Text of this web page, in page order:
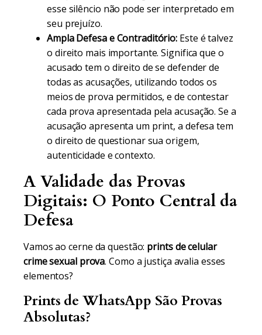
esse silêncio não pode ser interpretado em
seu prejuízo.
Ampla Defesa e Contraditório: Este é talvez
o direito mais importante. Significa que o
acusado tem o direito de se defender de
todas as acusações, utilizando todos os
meios de prova permitidos, e de contestar
cada prova apresentada pela acusação. Se a
acusação apresenta um print, a defesa tem
o direito de questionar sua origem,
autenticidade e contexto.
A Validade das Provas
Digitais: O Ponto Central da
Defesa
Vamos ao cerne da questão: prints de celular
crime sexual prova. Como a justiça avalia esses
elementos?
Prints de WhatsApp São Provas
Absolutas?